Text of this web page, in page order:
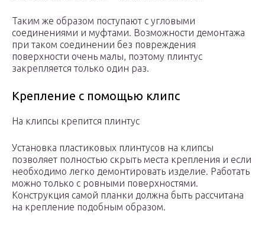
Таким же образом поступают с угловыми
соединениями и муфтами. Возможности демонтажа
при таком соединении без повреждения
поверхности очень малы, поэтому плинтус
закрепляется только один раз.
Крепление с помощью клипс
На клипсы крепится плинтус
Установка пластиковых плинтусов на клипсы
позволяет полностью скрыть места крепления и если
необходимо легко демонтировать изделие. Работать
можно только с ровными поверхностями.
Конструкция самой планки должна быть рассчитана
на крепление подобным образом.